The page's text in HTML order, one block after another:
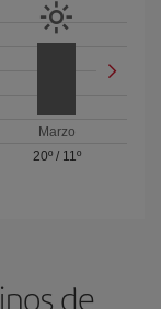
Marzo
20º/ 11º
de